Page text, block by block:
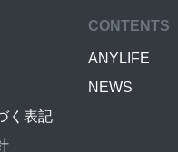
く表記
CONTENTS
ANYLIFE
NEWS